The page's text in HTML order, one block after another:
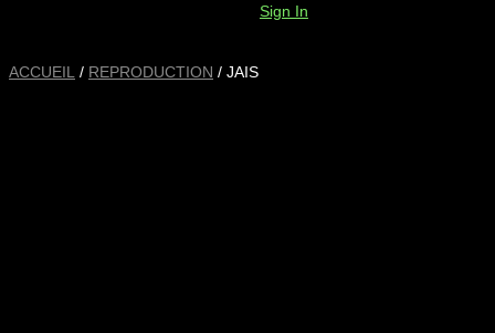
Sign In
ACCUEIL / REPRODUCTION / JAIS